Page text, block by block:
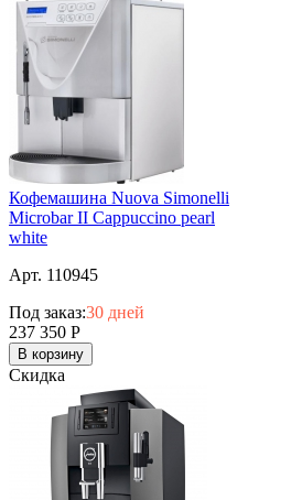
Кофемашина Nuova Simonelli
Microbar II Cappuccino pearl
white
Арт. 110945
Под заказ:30 дней
237 350 Р
В корзину
Скидка